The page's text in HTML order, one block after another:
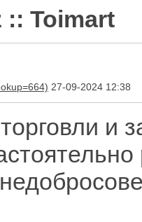
:: Toimart
27-09-2024 12:38
и